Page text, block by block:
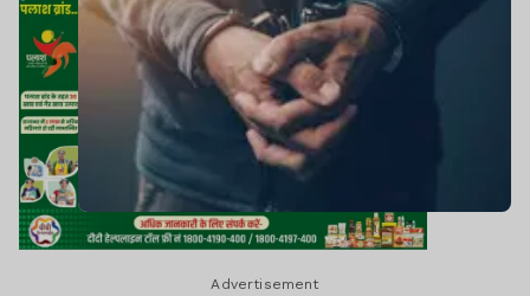
Advertisement